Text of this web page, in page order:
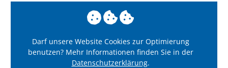
Darf unsere Website Cookies zur Optimierung
benutzen? Mehr Informationen finden Sie in der
Datenschutzerklärung.